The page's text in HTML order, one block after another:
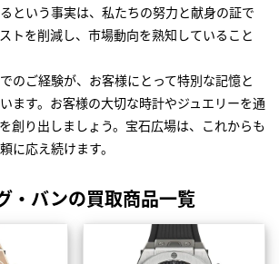
という事実は、私たちの努力と献身の証で
トを削減し、市場動向を熟知していること
のご経験が、お客様にとって特別な記憶と
ます。お客様の大切な時計やジュエリーを通
創り出しましょう。宝石広場は、これからも
に応え続けます。
・バンの買取商品一覧